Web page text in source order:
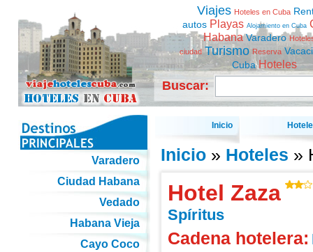
Viajes Hoteles en Cuba
autos Playas Alojamiento en Cuba
Habana Varadero
ciudad Turismo Reserva
Cuba Hoteles
Buscar:
Inicio
Inicio» Hoteles »
Hotel Zaza
Spíritus
Cadena hotelera:
Varadero
Ciudad Habana
Vedado
Habana Vieja
Cayo Coco